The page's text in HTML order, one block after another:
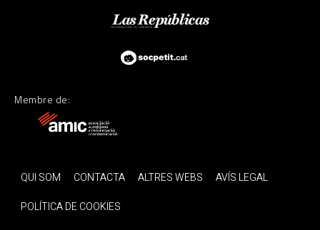
Membre de:
QUI SOM CONTACTA ALTRES WEBS
AVÍS LEGAL
POLÍTICA DE COOKIES